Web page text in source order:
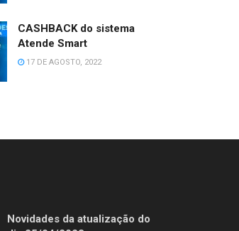
CASHBACK do sistema
Atende Smart
17 DE AGOSTO, 2022
Novidades da atualização do